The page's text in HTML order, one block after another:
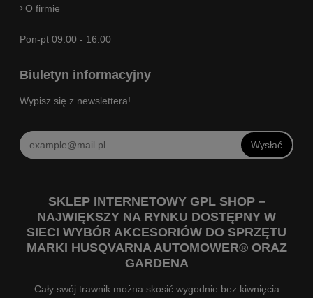
O firmie
Pon-pt 09:00 - 16:00
Biuletyn informacyjny
Wypisz się z newslettera!
Wysłać
SKLEP INTERNETOWY GPL SHOP –
NAJWIĘKSZY NA RYNKU DOSTĘPNY W
SIECI WYBÓR AKCESORIÓW DO SPRZĘTU
MARKI HUSQVARNA AUTOMOWER® ORAZ
GARDENA
Cały swój trawnik można skosić wygodnie bez kiwnięcia